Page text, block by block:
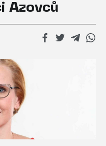
Azovců